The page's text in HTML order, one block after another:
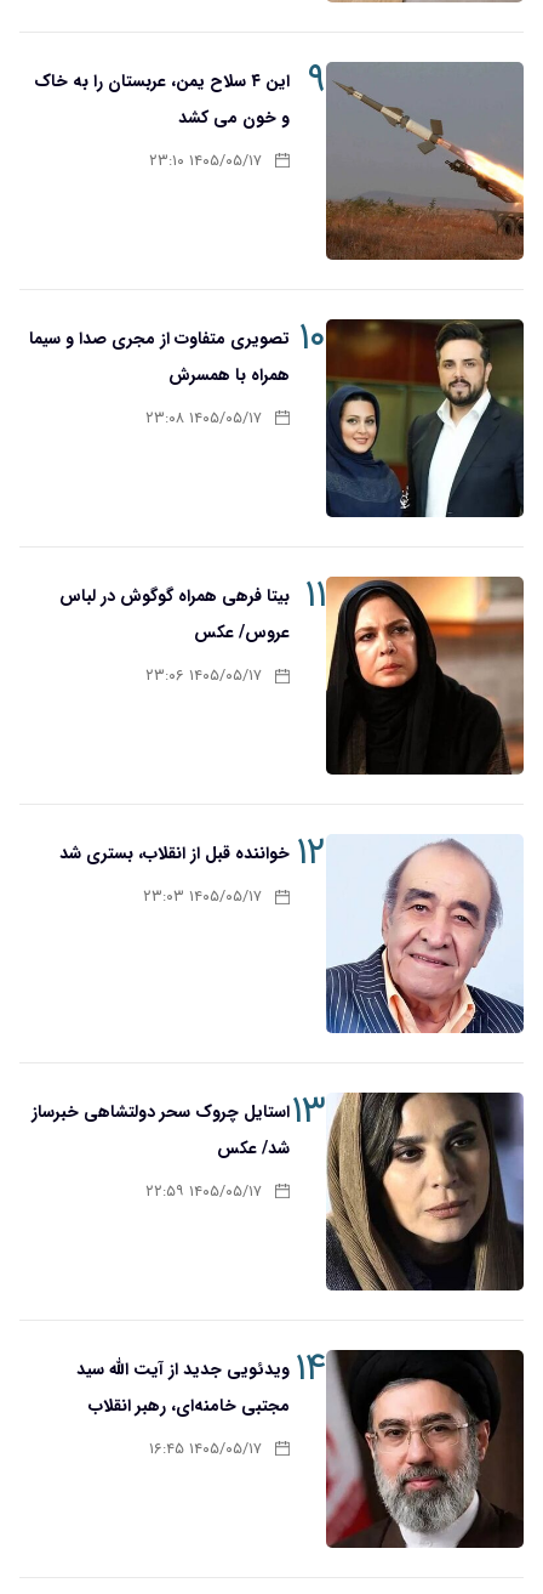
۹
این ۴ سلاح یمن، عربستان را به خاک
و خون می کشد
۱۴۰۵/۰۵/۱۷ ۲۳:۱۰
۱۰ تصویری متفاوت از مجری صدا و سیما
همراه با همسرش
۱۴۰۵/۰۵/۱۷ ۲۳:۰۸
۱۱
بیتا فرهی همراه گوگوش در لباس
عروس/ عکس
۱۴۰۵/۰۵/۱۷ ۲۳:۰۶
۱۲ خواننده قبل از انقلاب، بستری شد
۱۴۰۵/۰۵/۱۷ ۲۳:۰۳
۱۳استایل چروک سحر دولتشاهی خبرساز
شد/ عکس
۱۴۰۵/۰۵/۱۷ ۲۲:۵۹
۱۴ ویدئویی جدید از آیت الله سید
مجتبی خامنه‌ای، رهبر انقلاب
۱۴۰۵/۰۵/۱۷ ۱۶:۴۵